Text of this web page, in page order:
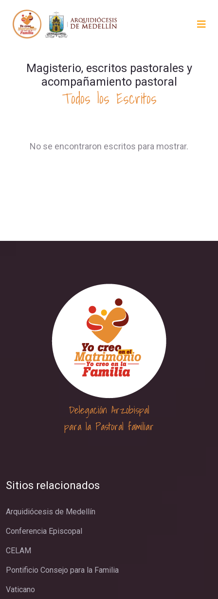
Magisterio, escritos pastorales y
acompañamiento pastoral
Todos los Escritos
No se encontraron escritos para mostrar.
Delegación Arzobispal
para la Pastoral familiar
Sitios relacionados
Arquidiócesis de Medellín
Conferencia Episcopal
CELAM
Pontificio Consejo para la Familia
Vaticano